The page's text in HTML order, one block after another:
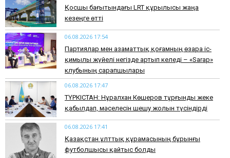
Қосшы бағытындағы LRT құрылысы жаңа
кезеңге өтті
06.08.2026 17:54
Партиялар мен азаматтық қоғамның өзара іс-
қимылы жүйелі негізде артып келеді – «Sarap»
клубының сарапшылары
06.08.2026 17:47
ТҮРКІСТАН: Нұралхан Көшеров тұрғынды жеке
қабылдап, мәселесін шешу жолын түсіндірді
06.08.2026 17:41
Қазақстан ұлттық құрамасының бұрынғы
футболшысы қайтыс болды